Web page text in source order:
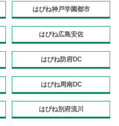
はぴね神戸学園都市
はぴね広島安佐
はぴね防府DC
はぴね周南DC
はぴね別府流川